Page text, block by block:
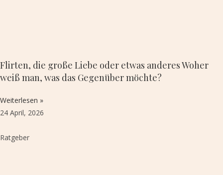
Flirten, die große Liebe oder etwas anderes Woher
weiß man, was das Gegenüber möchte?
Weiterlesen »
24 April, 2026
Ratgeber